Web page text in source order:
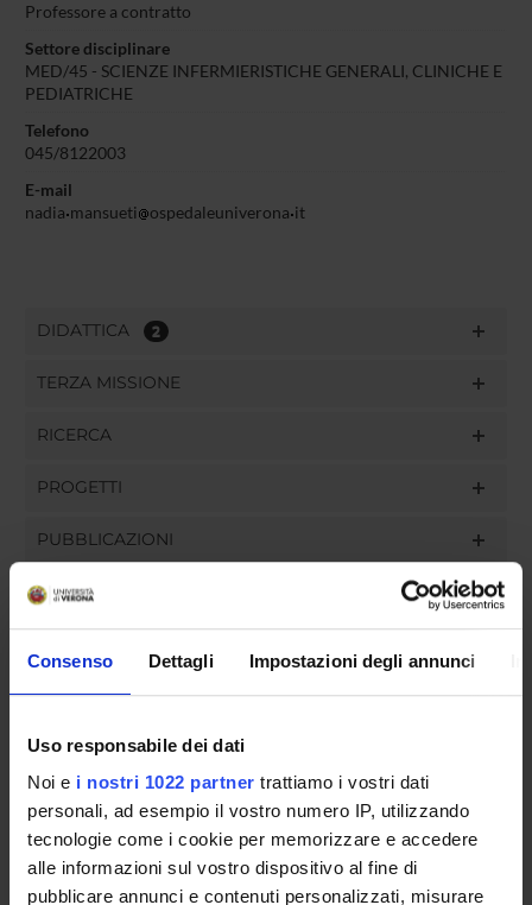
Consenso Dettagli Impostazioni degli annunci
Uso responsabile dei dati
Noi e i nostri 1022 partner trattiamo i vostri dati
personali, ad esempio il vostro numero IP, utilizzando
tecnologie come i cookie per memorizzare e accedere
alle informazioni sul vostro dispositivo al fine di
pubblicare annunci e contenuti personalizzati, misurare
Professore a contratto
Settore disciplinare
MED/45 - SCIENZE INFERMIERISTICHE GENERALI, CLINICHE E
PEDIATRICHE
Telefono
045/8122003
E-mail
nadia mansueti ospedaleuniverona it
DIDATTICA 2
TERZA MISSIONE
RICERCA
PROGETTI
PUBBLICAZIONI
INCARICHI
GOVERNANCE
COMMISSIONI
UFFICI E STRUTTURE DI SERVIZIO